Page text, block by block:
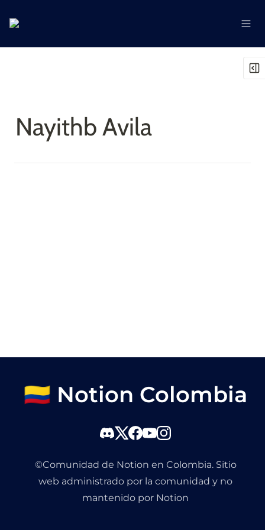
Nayithb Avila
🇨🇴 Notion Colombia
©Comunidad de Notion en Colombia. Sitio
web administrado por la comunidad y no
mantenido por Notion